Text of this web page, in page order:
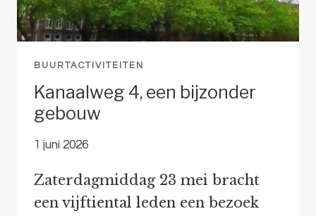
BUURTACTIVITEITEN
Kanaalweg 4, een bijzonder
gebouw
1 juni 2026
Zaterdagmiddag 23 mei bracht
een vijftiental leden een bezoek